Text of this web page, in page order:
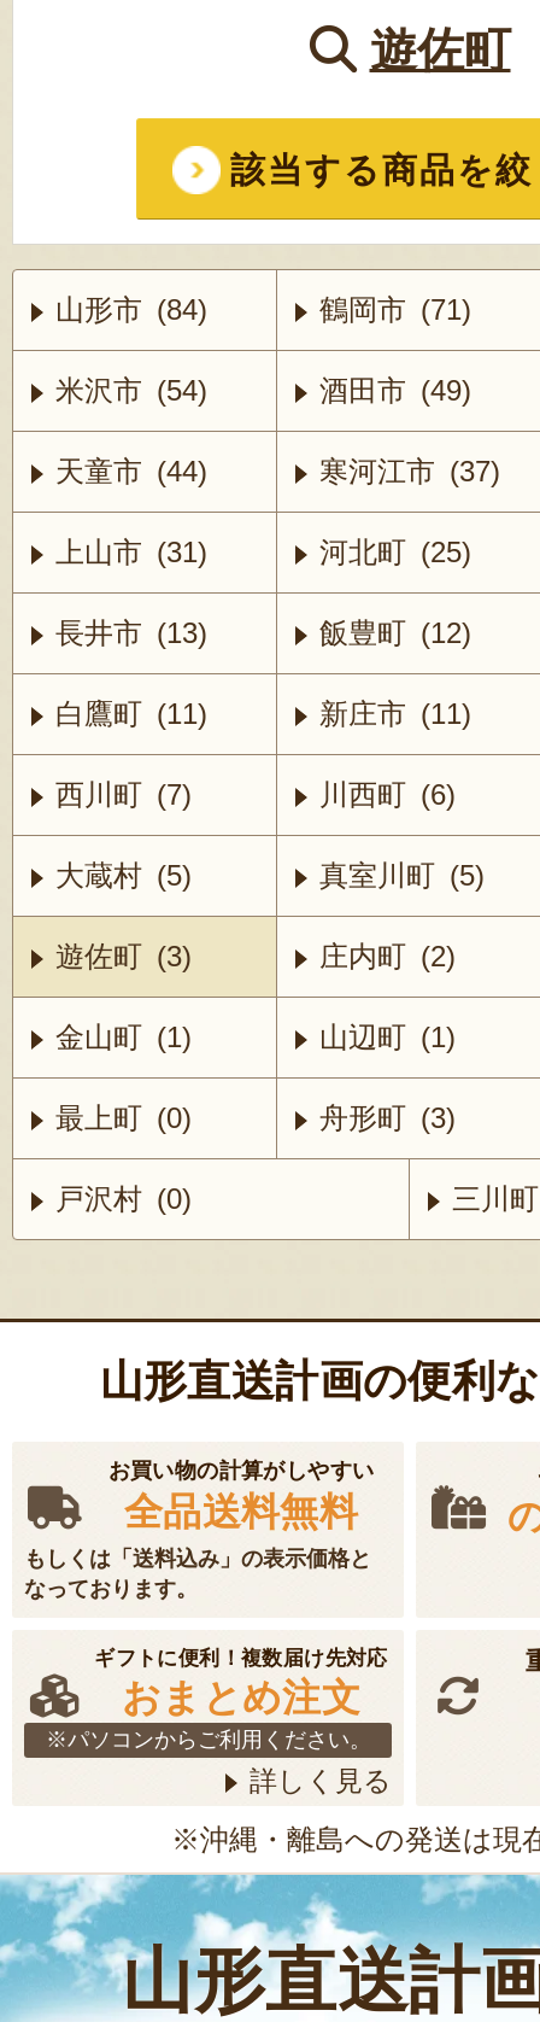
遊佐町
該当する商品を
山形市 (84) 鶴岡市 (71)
米沢市 (54) 酒田市 (49)
天童市 (44) 寒河江市 (37)
上山市 (31) 河北町 (25)
長井市 (13) 飯豊町 (12)
白鷹町 (11) 新庄市 (11)
西川町 (7) 川西町 (6)
大蔵村 (5) 真室川町 (5)
遊佐町 (3) 庄内町 (2)
金山町 (1) 山辺町 (1)
最上町 (0) 舟形町 (3)
戸沢村 (0) 三川
山形直送計画の便利
お買い物の計算がしやすい
全品送料無料
もしくは「送料込み」の表示価格と
なっております。
ギフトに便利！複数届け先対応
おまとめ注文
※パソコンからご利用ください。
詳しく見る
※沖縄・離島への発送は現
山形直送計